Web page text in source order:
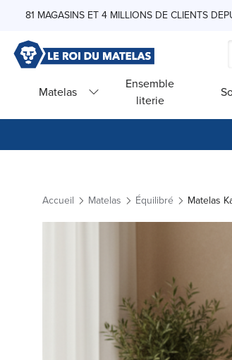
Skip to Content
81 MAGASINS ET 4 MILLIONS DE CLIENTS
Matelas
Ensemble
literie
Accueil Matelas Équilibré Matelas